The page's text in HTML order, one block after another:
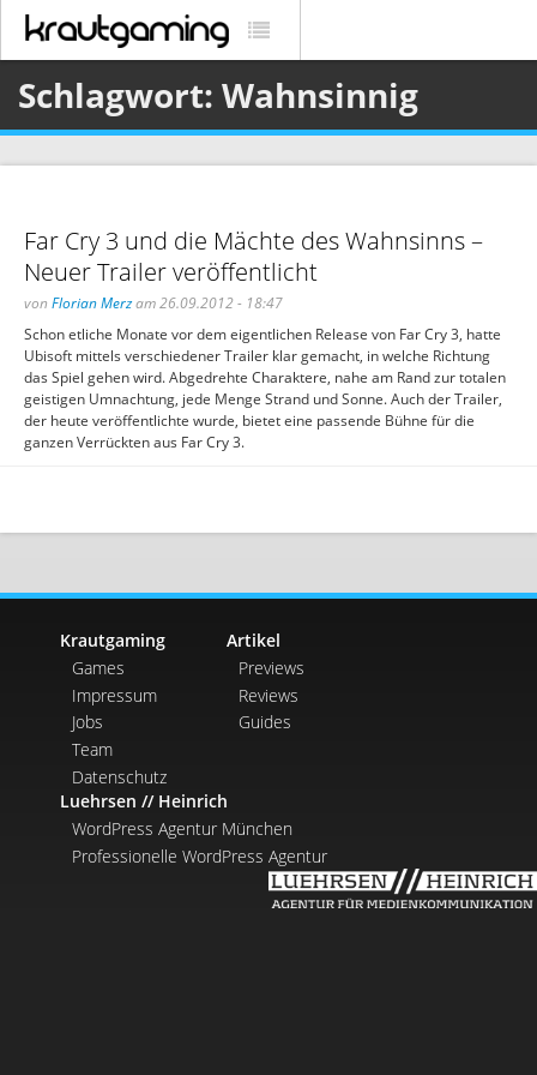
Schlagwort: Wahnsinnig
Far Cry 3 und die Mächte des Wahnsinns –
Neuer Trailer veröffentlicht
von Florian Merzam 26.09.2012 - 18:47
Schon etliche Monate vor dem eigentlichen Release von Far Cry 3, hatte
Ubisoft mittels verschiedener Trailer klar gemacht, in welche Richtung
das Spiel gehen wird. Abgedrehte Charaktere, nahe am Rand zur totalen
geistigen Umnachtung, jede Menge Strand und Sonne. Auch der Trailer,
der heute veröffentlichte wurde, bietet eine passende Bühne für die
ganzen Verrückten aus Far Cry 3.
Krautgaming
Games
Impressum
Jobs
Team
Datenschutz
Artikel
Previews
Reviews
Guides
Luehrsen // Heinrich
WordPress Agentur München
Professionelle WordPress Agentur